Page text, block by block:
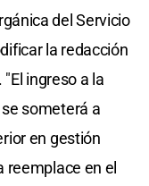
del Servicio
la redacción
ingreso a la
someterá a
en gestión
reemplace en el